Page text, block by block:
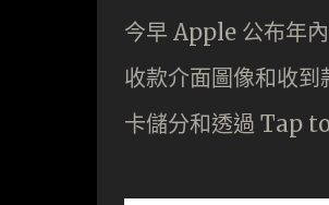
今早 Apple 公布年
收款介面圖像和收
卡儲分和透過 Tap